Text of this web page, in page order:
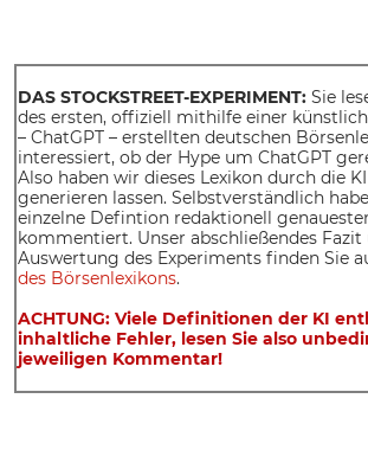
DAS STOCKSTREET-EXPERIMENT: Sie
des ersten, offiziell mithilfe einer
– ChatGPT – erstellten deutschen
interessiert, ob der Hype um ChatGPT
Also haben wir dieses Lexikon durch die
generieren lassen. Selbstverständlich
einzelne Defintion redaktionell
kommentiert. Unser abschließendes Fazit
Auswertung des Experiments finden Sie
des Börsenlexikons.
ACHTUNG: Viele Definitionen der KI
inhaltliche Fehler, lesen Sie also
jeweiligen Kommentar!